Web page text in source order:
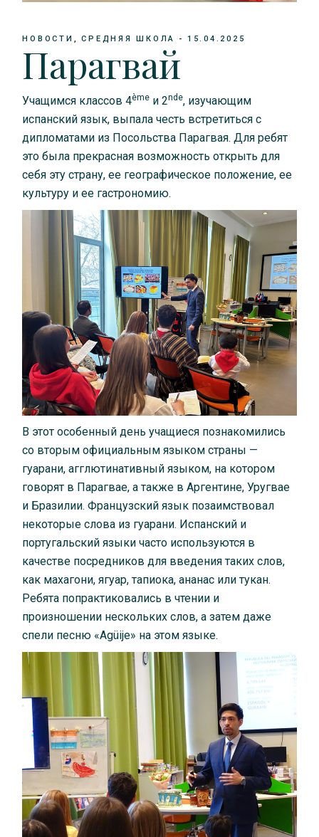
НОВОСТИ СРЕДНЯЯ ШКОЛА 15.04.2025
Парагвай
Учащимся классов 4ème и 2nde, изучающим
испанский язык, выпала честь встретиться с
дипломатами из Посольства Парагвая. Для ребят
это была прекрасная возможность открыть для
себя эту страну, ее географическое положение, ее
культуру и ее гастрономию.
В этот особенный день учащиеся познакомились
со вторым официальным языком страны —
гуарани, агглютинативный языком, на котором
говорят в Парагвае, а также в Аргентине, Уругвае
и Бразилии. Французский язык позаимствовал
некоторые слова из гуарани. Испанский и
португальский языки часто используются в
качестве посредников для введения таких слов,
как махагони, ягуар, тапиока, ананас или тукан.
Ребята попрактиковались в чтении и
произношении нескольких слов, а затем даже
спели песню «Agüije» на этом языке.